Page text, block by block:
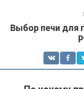
Выбор печи для